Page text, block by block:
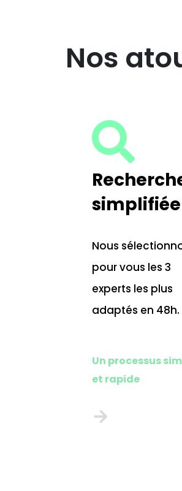
Je trouve un
Nos offres de
Portage
Nos partenaires
Qui sommes-
Nos
simplifiée
Nous
pour vous les 3
experts les plus
adaptés en 48h.
Un processus
et rapide